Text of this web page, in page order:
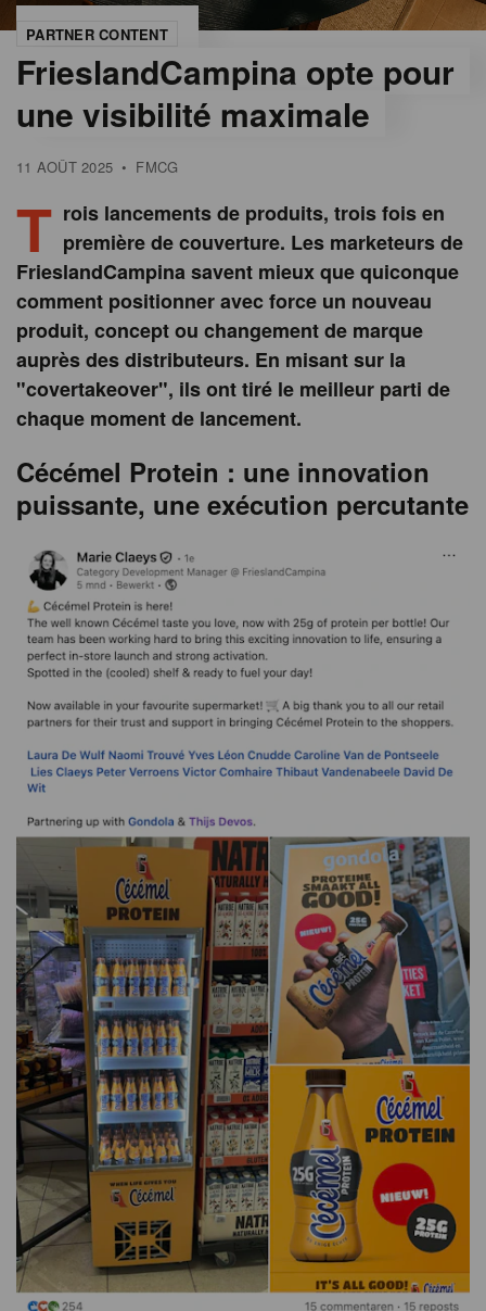
PARTNER CONTENT
FrieslandCampina opte pour
une visibilité maximale
11 AOÛT 2025 • FMCG
T rois lancements de produits, trois fois en
première de couverture. Les marketeurs de
FrieslandCampina savent mieux que quiconque
comment positionner avec force un nouveau
produit, concept ou changement de marque
auprès des distributeurs. En misant sur la
"covertakeover", ils ont tiré le meilleur parti de
chaque moment de lancement.
Cécémel Protein : une innovation
puissante, une exécution percutante